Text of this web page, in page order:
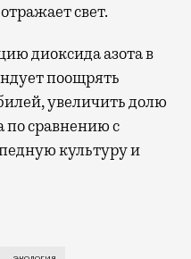
свет.
диоксида азота в
поощрять
увеличить долю
по сравнению с
культуру и